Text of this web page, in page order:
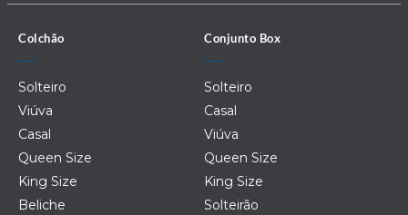
Colchão
Solteiro
Viúva
Casal
Queen Size
King Size
Beliche
Conjunto Box
Solteiro
Casal
Viúva
Queen Size
King Size
Solteirão